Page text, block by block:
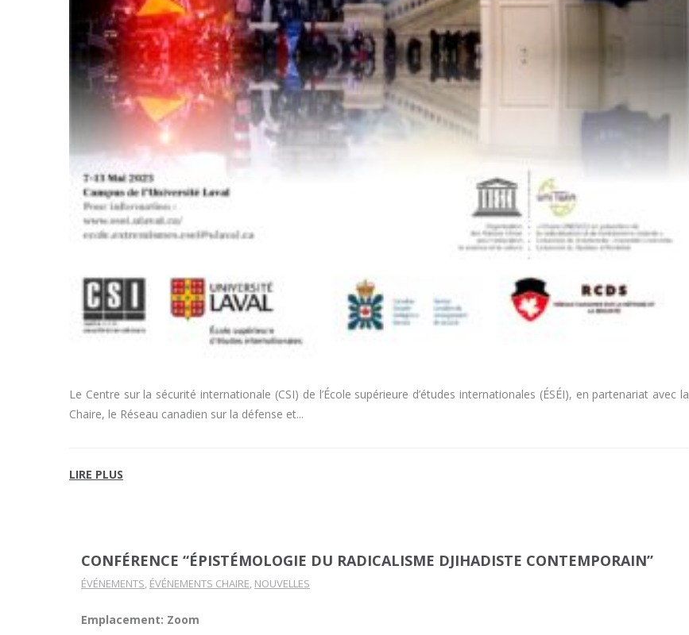
Le Centre sur la sécurité internationale (CSI) de l’École supérieure d’études internationales (ÉSÉI), en partenariat avec la
Chaire, le Réseau canadien sur la défense et
LIRE PLUS
CONFÉRENCE “ÉPISTÉMOLOGIE DU RADICALISME DJIHADISTE CONTEMPORAIN”
ÉVÉNEMENTS, ÉVÉNEMENTS CHAIRE, NOUVELLES
Emplacement: Zoom